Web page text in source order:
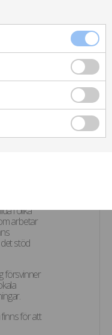
och
innan
en
och
är
utan
”Jag-
I
ledet
i olika
arbetar
stöd
försvinner
för att